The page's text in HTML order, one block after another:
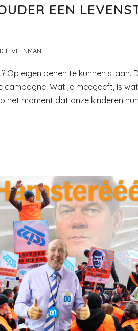
EEN
VEENMAN
Op eigen benen te kunnen
campagne ‘Wat je meegeeft, is
het moment dat onze kinderen